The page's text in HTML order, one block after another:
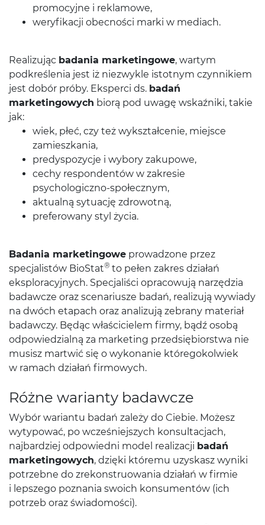
promocyjne i reklamowe,
weryfikacji obecności marki w mediach.
Realizując badania marketingowe, wartym
podkreślenia jest iż niezwykle istotnym czynnikiem
jest dobór próby. Eksperci ds. badań
marketingowych biorą pod uwagę wskaźniki, takie
jak:
wiek, płeć, czy też wykształcenie, miejsce
zamieszkania,
predyspozycje i wybory zakupowe,
cechy respondentów w zakresie
psychologiczno-społecznym,
aktualną sytuację zdrowotną,
preferowany styl życia.
Badania marketingowe prowadzone przez
specjalistów BioStat® to pełen zakres działań
eksploracyjnych. Specjaliści opracowują narzędzia
badawcze oraz scenariusze badań, realizują wywiady
na dwóch etapach oraz analizują zebrany materiał
badawczy. Będąc właścicielem firmy, bądź osobą
odpowiedzialną za marketing przedsiębiorstwa nie
musisz martwić się o wykonanie któregokolwiek
w ramach działań firmowych.
Różne warianty badawcze
Wybór wariantu badań zależy do Ciebie. Możesz
wytypować, po wcześniejszych konsultacjach,
najbardziej odpowiedni model realizacji badań
marketingowych, dzięki któremu uzyskasz wyniki
potrzebne do zrekonstruowania działań w firmie
i lepszego poznania swoich konsumentów (ich
potrzeb oraz świadomości).